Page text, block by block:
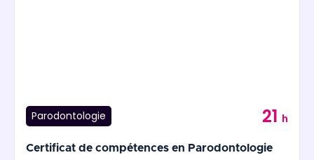
Parodontologie 21 h
Certificat de compétences en Parodontologie